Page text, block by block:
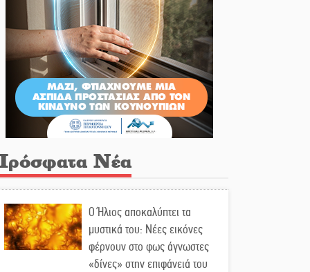
Νέα
Ο Ήλιος αποκαλύπτει τα
μυστικά του: Νέες εικόνες
φέρνουν στο φως άγνωστες
«δίνες» στην επιφάνειά του